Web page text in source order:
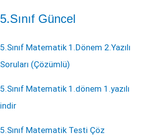
5.Sınıf Güncel
5.Sınıf Matematik 1.Dönem 2.Yazılı
Soruları (Çözümlü)
5.Sınıf Matematik 1.dönem 1.yazılı
indir
5.Sınıf Matematik Testi Çöz